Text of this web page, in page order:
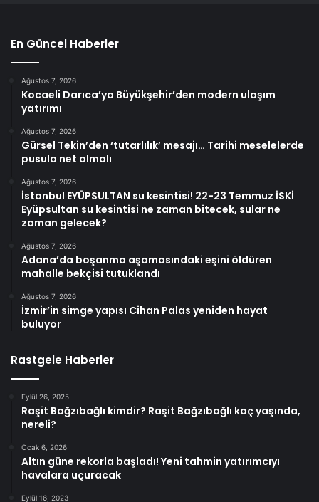
En Güncel Haberler
Ağustos 7, 2026
Kocaeli Darıca’ya Büyükşehir’den modern ulaşım
yatırımı
Ağustos 7, 2026
Gürsel Tekin’den ‘tutarlılık’ mesajı… Tarihi meselelerde
pusula net olmalı
Ağustos 7, 2026
İstanbul EYÜPSULTAN su kesintisi! 22-23 Temmuz İSKİ
Eyüpsultan su kesintisi ne zaman bitecek, sular ne
zaman gelecek?
Ağustos 7, 2026
Adana’da boşanma aşamasındaki eşini öldüren
mahalle bekçisi tutuklandı
Ağustos 7, 2026
İzmir’in simge yapısı Cihan Palas yeniden hayat
buluyor
Rastgele Haberler
Eylül 26, 2025
Raşit Bağzıbağlı kimdir? Raşit Bağzıbağlı kaç yaşında,
nereli?
Ocak 6, 2026
Altın güne rekorla başladı! Yeni tahmin yatırımcıyı
havalara uçuracak
Eylül 16, 2023